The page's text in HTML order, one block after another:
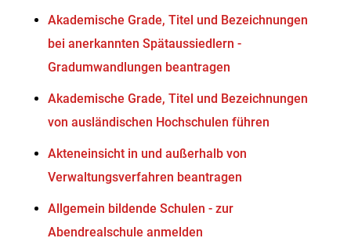
Akademische Grade, Titel und Bezeichnungen
bei anerkannten Spätaussiedlern -
Gradumwandlungen beantragen
Akademische Grade, Titel und Bezeichnungen
von ausländischen Hochschulen führen
Akteneinsicht in und außerhalb von
Verwaltungsverfahren beantragen
Allgemein bildende Schulen - zur
Abendrealschule anmelden